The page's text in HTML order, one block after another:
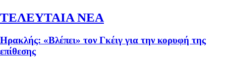
ΤΕΛΕΥΤΑΙΑ ΝΕΑ
Ηρακλής: «Βλέπει» τον Γκέιγ για την κορυφή της
επίθεσης